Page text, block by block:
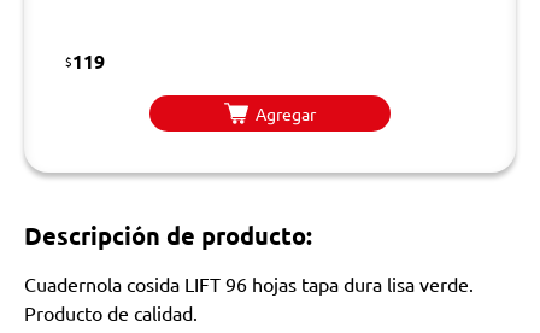
$119
Agregar
Descripción de producto:
Cuadernola cosida LIFT 96 hojas tapa dura lisa verde.
Producto de calidad.